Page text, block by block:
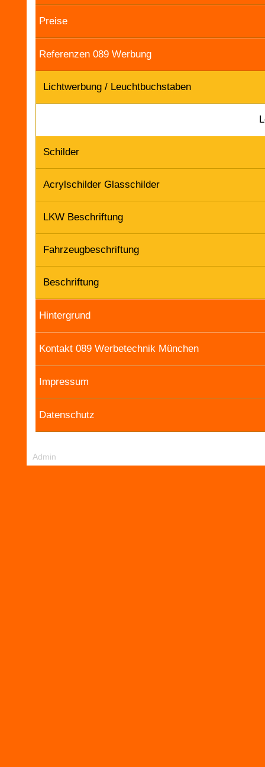
Preise
Referenzen 089 Werbung
Lichtwerbung / Leuchtbuchstaben
Schilder
Acrylschilder Glasschilder
LKW Beschriftung
Fahrzeugbeschriftung
Beschriftung
Hintergrund
Kontakt 089 Werbetechnik München
Impressum
Datenschutz
Admin